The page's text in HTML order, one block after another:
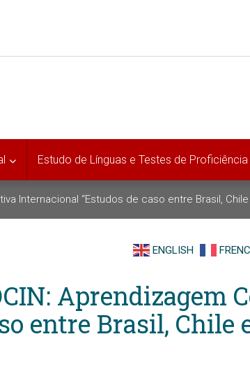
Estudo de Línguas e Testes de Proficiência
Internacional “Estudos de caso entre Brasil,
ENGLISH
Aprendizagem
entre Brasil, Chile